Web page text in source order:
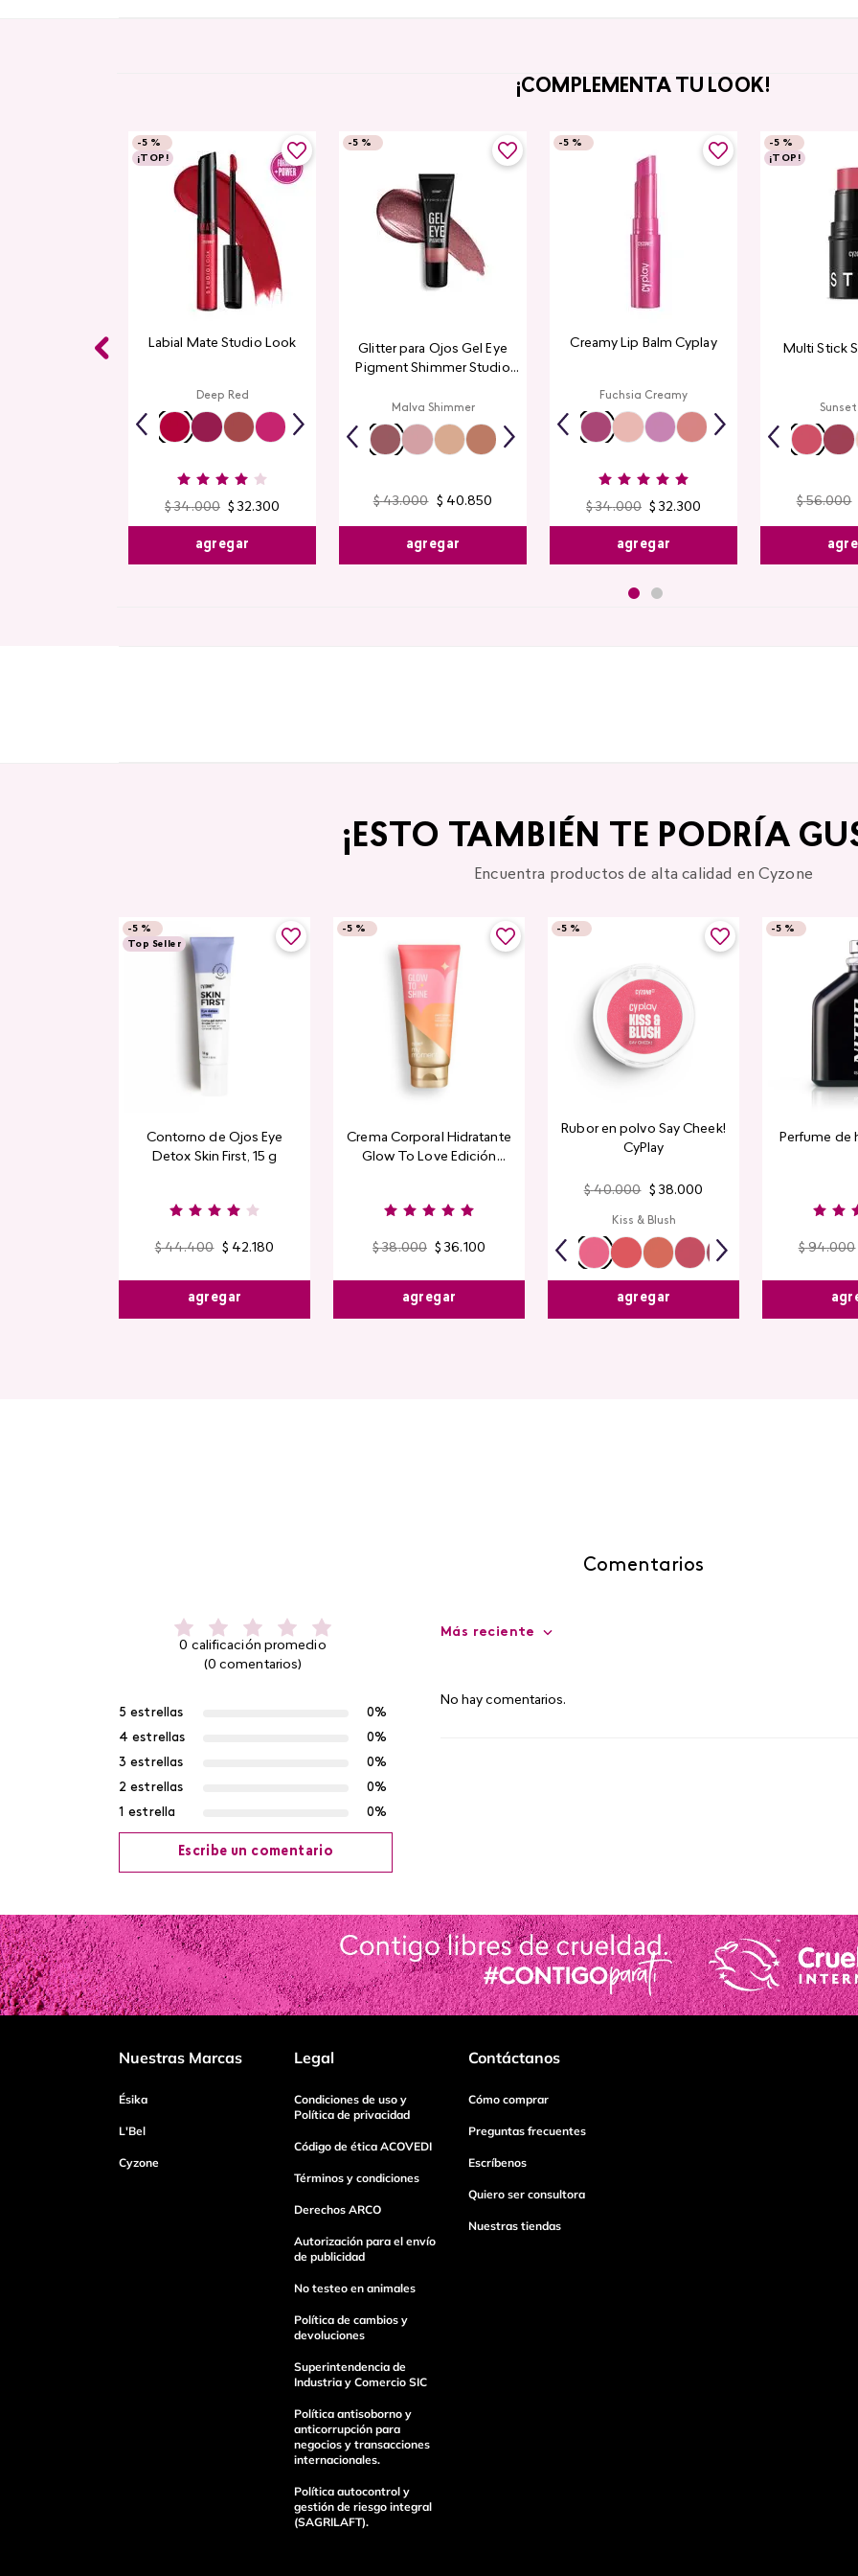
¡COMPLEMENTA TU LOOK!
-5 %
¡TOP!
Labial Mate Studio Look
Deep Red
$ 34.000 $ 32.300
agregar
-5 %
Glitter para Ojos Gel Eye
Pigment Shimmer Studio
Malva Shimmer
$ 43.000 $ 40.850
agregar
-5 %
Creamy Lip Balm Cyplay
Fuchsia Creamy
$ 34.000 $ 32.300
agregar
-5 %
¡TOP!
Multi Stick
Sunset
$ 56.000
¡ESTO TAMBIÉN TE PODRÍA
Encuentra productos de alta calidad en Cyzone
-5 %
Top Seller
Contorno de Ojos Eye
Detox Skin First, 15 g
$ 44.400 $ 42.180
agregar
-5 %
Crema Corporal Hidratante
Glow To Love Edición
$ 38.000 $ 36.100
agregar
-5 %
Rubor en polvo Say Cheek!
CyPlay
$ 40.000 $ 38.000
Kiss & Blush
agregar
-5 %
Perfume de
$ 94.000
Comentarios
0 calificación promedio
(0 comentarios)
5 estrellas
0%
4 estrellas
0%
3 estrellas
0%
2 estrellas
0%
1 estrella
0%
Escribe un comentario
Agregar comentario
Título
Tu nombre
Dirección de email
enviar comentario
Más reciente
No hay comentarios.
Nuestras Marcas
Ésika
L'Bel
Cyzone
Legal
Condiciones de uso y
Política de privacidad
Código de ética ACOVEDI
Términos y condiciones
Derechos ARCO
Autorización para el envío
de publicidad
No testeo en animales
Política de cambios y
devoluciones
Superintendencia de
Industria y Comercio SIC
Política antisoborno y
anticorrupción para
negocios y transacciones
internacionales.
Política autocontrol y
gestión de riesgo integral
(SAGRILAFT).
Contáctanos
Cómo comprar
Preguntas frecuentes
Escríbenos
Quiero ser consultora
Nuestras tiendas